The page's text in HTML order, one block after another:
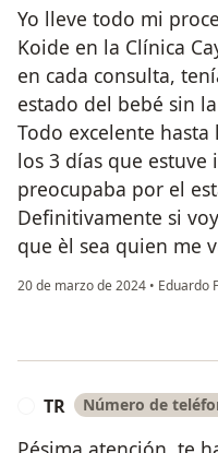
Yo lleve todo mi
Koide en la Clínica
en cada consulta,
estado del bebé sin
Todo excelente
los 3 días que estuve
preocupaba por el
Definitivamente si
que èl sea quien me
20 de marzo de 2024 • Eduardo
TR Número de